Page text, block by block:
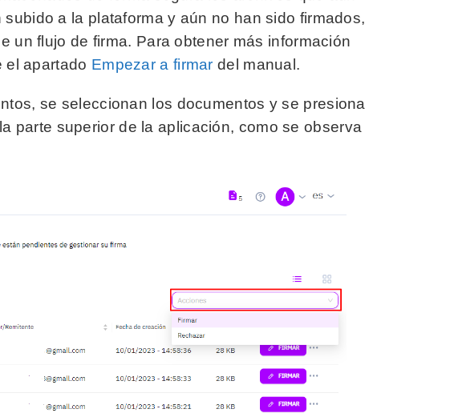
a la plataforma y aún no han sido firmados,
un flujo de firma. Para obtener más información
el apartado Empezar a firmar del manual.
se seleccionan los documentos y se presiona
parte superior de la aplicación, como se observa